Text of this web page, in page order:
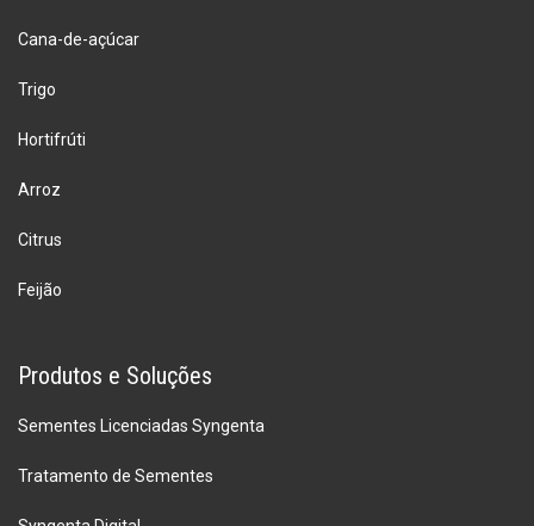
Cana-de-açúcar
Trigo
Hortifrúti
Arroz
Citrus
Feijão
Produtos e Soluções
Sementes Licenciadas Syngenta
Tratamento de Sementes